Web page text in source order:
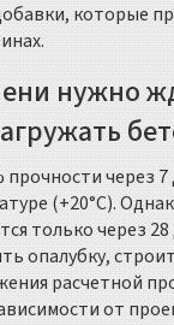
которые
нужно
через
(+20°C).
только через
опалубку,
расчетной
от